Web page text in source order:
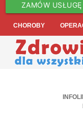
ZAMÓW USŁUGĘ
CHOROBY